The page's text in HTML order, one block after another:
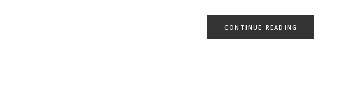
CONTINUE READING